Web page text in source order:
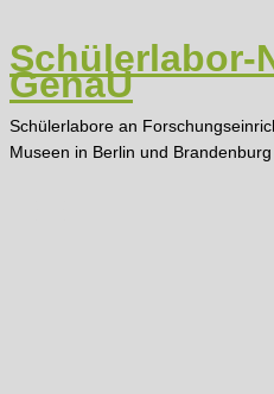
Inhalt
springen
Schülerlabor-
GenaU
Schülerlabore an
Museen in Berlin und Brandenburg